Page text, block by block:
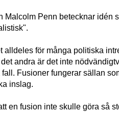
Malcolm Penn betecknar idén
alldeles för många politiska
andra är det inte
fall. Fusioner fungerar sällan
inslag.
en fusion inte skulle göra så